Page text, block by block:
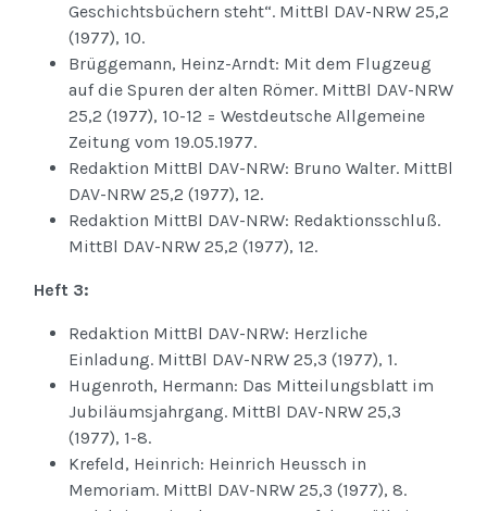
Geschichtsbüchern steht“. MittBl DAV-NRW 25,2
(1977), 10.
Brüggemann, Heinz-Arndt: Mit dem Flugzeug
auf die Spuren der alten Römer. MittBl DAV-NRW
25,2 (1977), 10-12 = Westdeutsche Allgemeine
Zeitung vom 19.05.1977.
Redaktion MittBl DAV-NRW: Bruno Walter. MittBl
DAV-NRW 25,2 (1977), 12.
Redaktion MittBl DAV-NRW: Redaktionsschluß.
MittBl DAV-NRW 25,2 (1977), 12.
Heft 3:
Redaktion MittBl DAV-NRW: Herzliche
Einladung. MittBl DAV-NRW 25,3 (1977), 1.
Hugenroth, Hermann: Das Mitteilungsblatt im
Jubiläumsjahrgang. MittBl DAV-NRW 25,3
(1977), 1-8.
Krefeld, Heinrich: Heinrich Heussch in
Memoriam. MittBl DAV-NRW 25,3 (1977), 8.